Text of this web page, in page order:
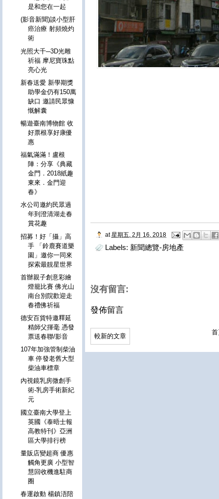
at 星期五, 2月 16, 2018
Labels: 新聞總覽-房地產
沒有留言:
發佈留言
較新的文章
是和您在一起
(影音新聞)談小型肝
癌治療 射頻燒灼
術
光照大千─3D光雕
祈福 摩尼寶珠點
亮心光
新春送愛 新學期獎
助學金仍有150萬
缺口 邀請民眾慷
慨解囊
暢遊臺南博物館 收
好票根享好康優
惠
福氣滿滿！盧根
陣：分享《典藏
金門．2018紙趣
東來．金門迎
春》
水公司邀約民眾過
年到澄清湖走春
賞花趣
招募！好「攝」高
手 「鈴鹿賽道樂
園」邀你一同來
探索最靚星世界
首辦親子創意彩繪
燈籠比賽 佛光山
南台別院歡迎走
春禮佛祈福
德安百貨特邀釋延
精師父揮毫 憑發
票送春聯/影音
107年加強管制柴油
車 停發老舊大型
柴油車標章
內視鏡乳房微創手
術-乳房手術新紀
元
國立臺南大學登上
英國《泰晤士報
高教特刊》亞洲
區大學排行榜
量販店變超商 優惠
觸角更廣 小型智
慧回收機進駐商
圈
春運啟動 楊鎮浯陪